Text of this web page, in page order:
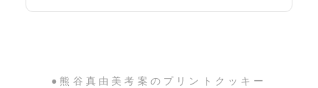
●熊谷真由美考案のプリントクッキー